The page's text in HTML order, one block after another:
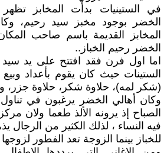
في الستينيات بدأت المخابز
الخضر بوجود مخبز سيد رحيم،
المخابز القديمة باسم صاحب
الخضر رحيم الخباز..
اما اول فرن فقد افتتح على يد
الستينات حيث كان يقوم بأعداد وبيع
(شكر لمه)، حلاوة شكر، حلاوة جزر،
وكان أهالي الخضر يرغبون في
الصباح إذ يرونه الألذ طعما ولان
فيه النساء ، لذلك الكثير من
للخباز بينما الزوجة تعد الفطور لزوجها